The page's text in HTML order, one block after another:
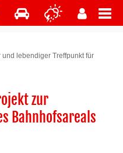
und lebendiger Treffpunkt für
zur
Bahnhofsareals